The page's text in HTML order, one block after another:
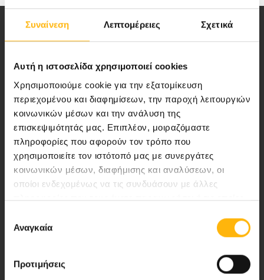
Συναίνεση Λεπτομέρειες Σχετικά
Αυτή η ιστοσελίδα χρησιμοποιεί cookies
Χρησιμοποιούμε cookie για την εξατομίκευση
περιεχομένου και διαφημίσεων, την παροχή λειτουργιών
κοινωνικών μέσων και την ανάλυση της
επισκεψιμότητάς μας. Επιπλέον, μοιραζόμαστε
πληροφορίες που αφορούν τον τρόπο που
χρησιμοποιείτε τον ιστότοπό μας με συνεργάτες
κοινωνικών μέσων, διαφήμισης και αναλύσεων, οι
οποίοι ενδεχομένως να τις συνδυάσουν με άλλες
πληροφορίες που τους έχετε παραχωρήσει ή τις οποίες
των υπηρεσιών τους.
συγκατάθεσης
Αναγκαία
Προτιμήσεις
Αποστολή μας να παρέχουμε υψηλής
ποιότητας ολοκληρωμένες υπηρεσίες
υγείας.